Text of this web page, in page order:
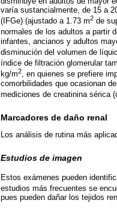
varía sustancialmente, de 15 a
(IFGe) (ajustado a 1.73 m2 de
normales de los adultos a partir
infantes, ancianos y adultos
disminución del volumen de
índice de filtración glomerular
kg/m2, en quienes se prefiere
comorbilidades que ocasionan
mediciones de creatinina sérica
Marcadores de daño renal
Los análisis de rutina más
Estudios de imagen
Estos exámenes pueden
estudios más frecuentes se
pues pueden dañar los tejidos